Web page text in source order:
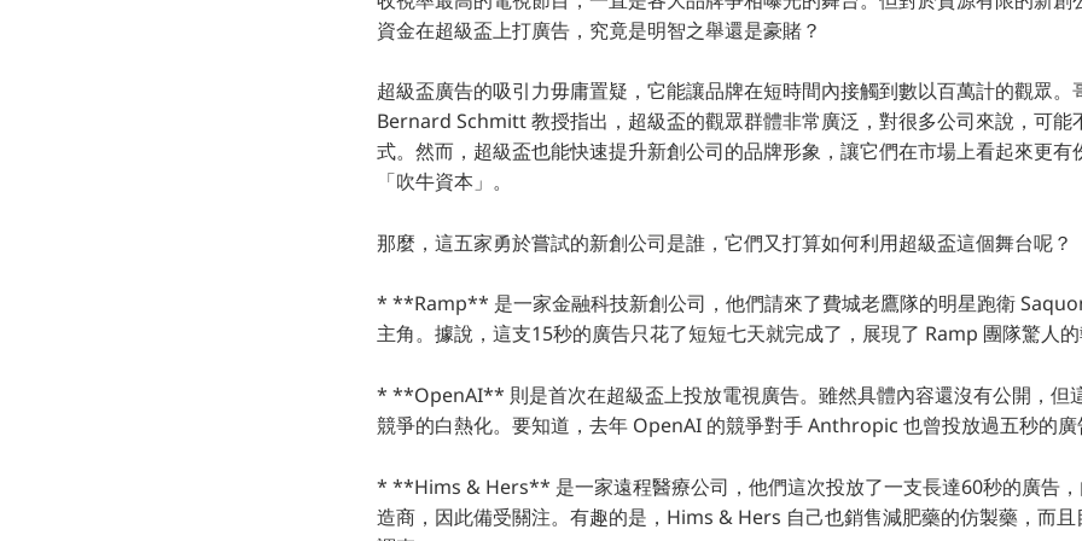
資金在超級盃上打廣告，究竟是明智之舉還是豪賭？
超級盃廣告的吸引力毋庸置疑，它能讓品牌在短時間內接觸到數以百萬計的觀眾。
Bernard Schmitt 教授指出，超級盃的觀眾群體非常廣泛，對很多公司來說，可能
式。然而，超級盃也能快速提升新創公司的品牌形象，讓它們在市場上看起來更有
「吹牛資本」。
那麼，這五家勇於嘗試的新創公司是誰，它們又打算如何利用超級盃這個舞台呢？
* **Ramp** 是一家金融科技新創公司，他們請來了費城老鷹隊的明星跑衛
主角。據說，這支15秒的廣告只花了短短七天就完成了，展現了 Ramp 團隊驚人
* **OpenAI** 則是首次在超級盃上投放電視廣告。雖然具體內容還沒有公開，但
競爭的白熱化。要知道，去年 OpenAI 的競爭對手 Anthropic 也曾投放過五秒的廣
* **Hims & Hers** 是一家遠程醫療公司，他們這次投放了一支長達60秒的廣告
造商，因此備受關注。有趣的是，Hims & Hers 自己也銷售減肥藥的仿製藥，而且